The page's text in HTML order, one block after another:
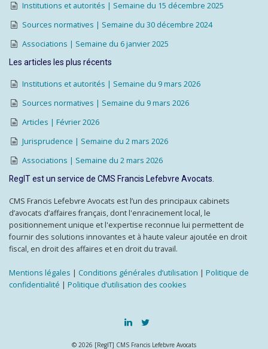
Institutions et autorités | Semaine du 15 décembre 2025
Sources normatives | Semaine du 30 décembre 2024
Associations | Semaine du 6 janvier 2025
Les articles les plus récents
Institutions et autorités | Semaine du 9 mars 2026
Sources normatives | Semaine du 9 mars 2026
Articles | Février 2026
Jurisprudence | Semaine du 2 mars 2026
Associations | Semaine du 2 mars 2026
RegIT est un service de CMS Francis Lefebvre Avocats.
CMS Francis Lefebvre Avocats est l’un des principaux cabinets
d’avocats d’affaires français, dont l'enracinement local, le
positionnement unique et l'expertise reconnue lui permettent de
fournir des solutions innovantes et à haute valeur ajoutée en droit
fiscal, en droit des affaires et en droit du travail.
Mentions légales | Conditions générales d’utilisation | Politique de
confidentialité | Politique d’utilisation des cookies
© 2026 [RegIT] CMS Francis Lefebvre Avocats